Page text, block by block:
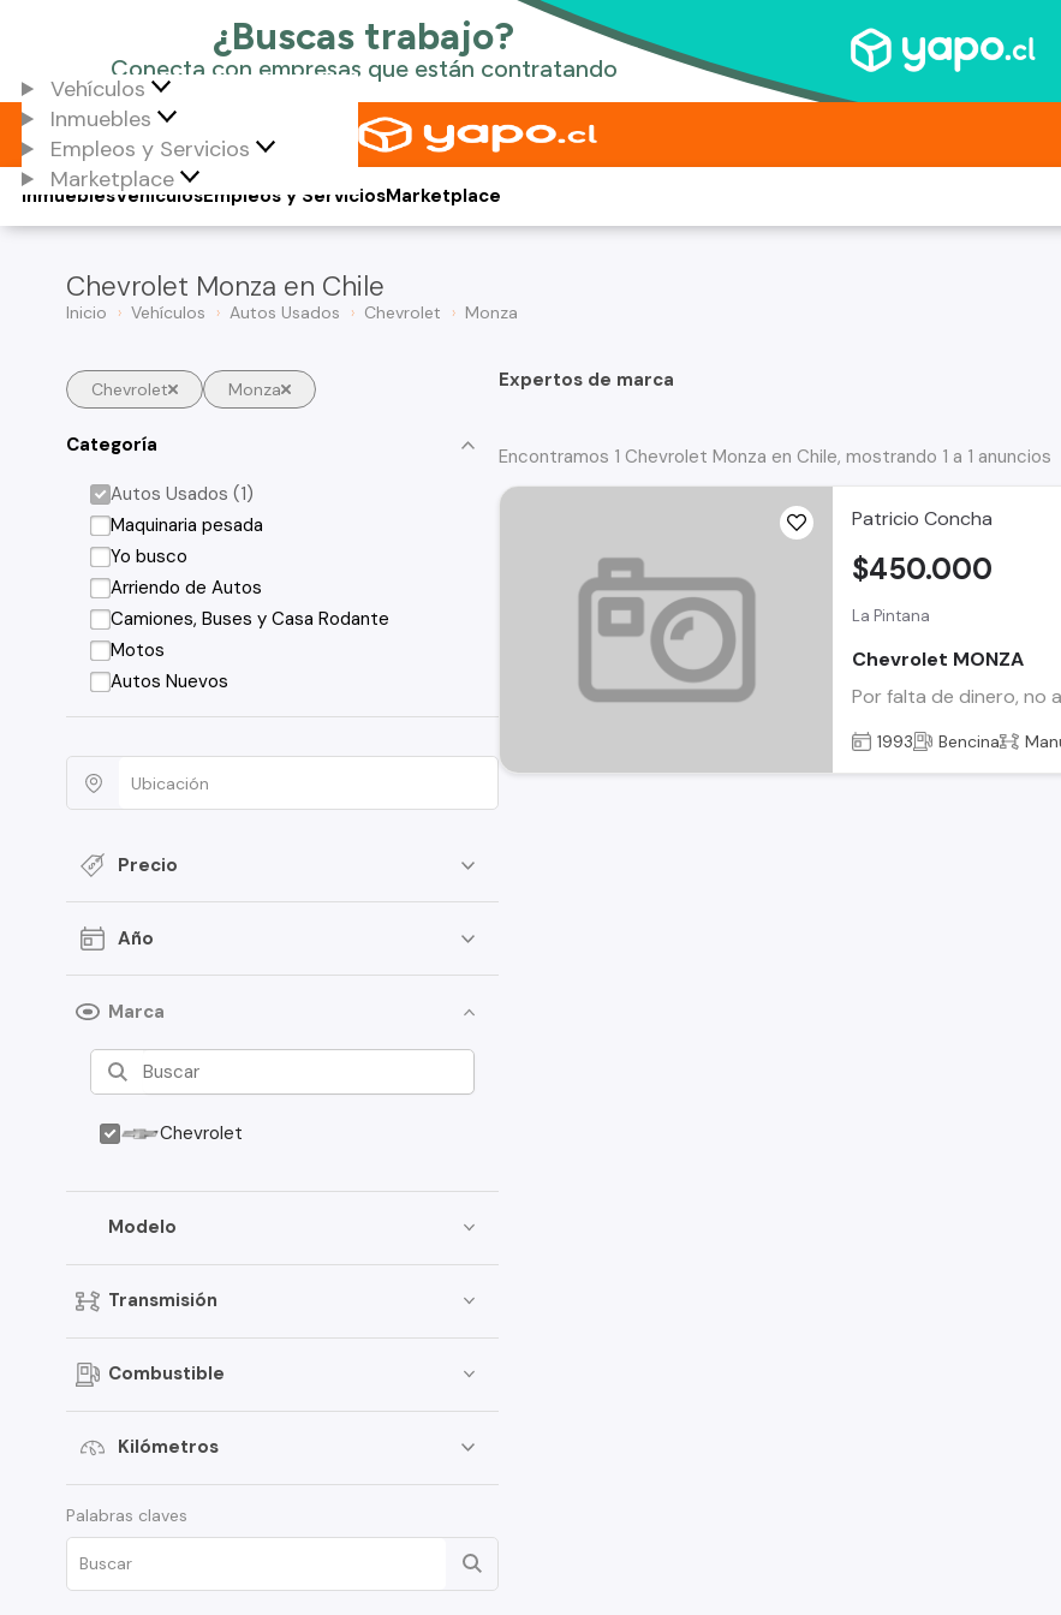
Vehículos
Inmuebles
Empleos y Servicios
Marketplace
Vehículos
Inmuebles Empleos y ServiciosMarketplace
Chevrolet Monza en Chile
Inicio Vehículos Autos Usados Chevrolet Monza
Chevrolet Monza
Categoría
Autos Usados (1)
Maquinaria pesada
Yo busco
Arriendo de Autos
Camiones, Buses y Casa Rodante
Motos
Autos Nuevos
Precio
Año
Marca
Chevrolet
Modelo
Transmisión
Combustible
Kilómetros
Palabras claves
Expertos de marca
Encontramos 1 Chevrolet Monza en Chile, mostrando 1 a 1 anuncios
Patricio Concha
La Pintana
Chevrolet MONZA
Por falta de dinero, no
$450.000
1993 Bencina